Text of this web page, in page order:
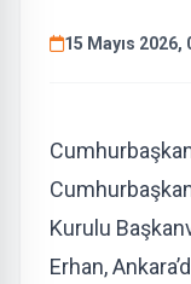
15 Mayıs 2026,
Kurulu
Erhan,